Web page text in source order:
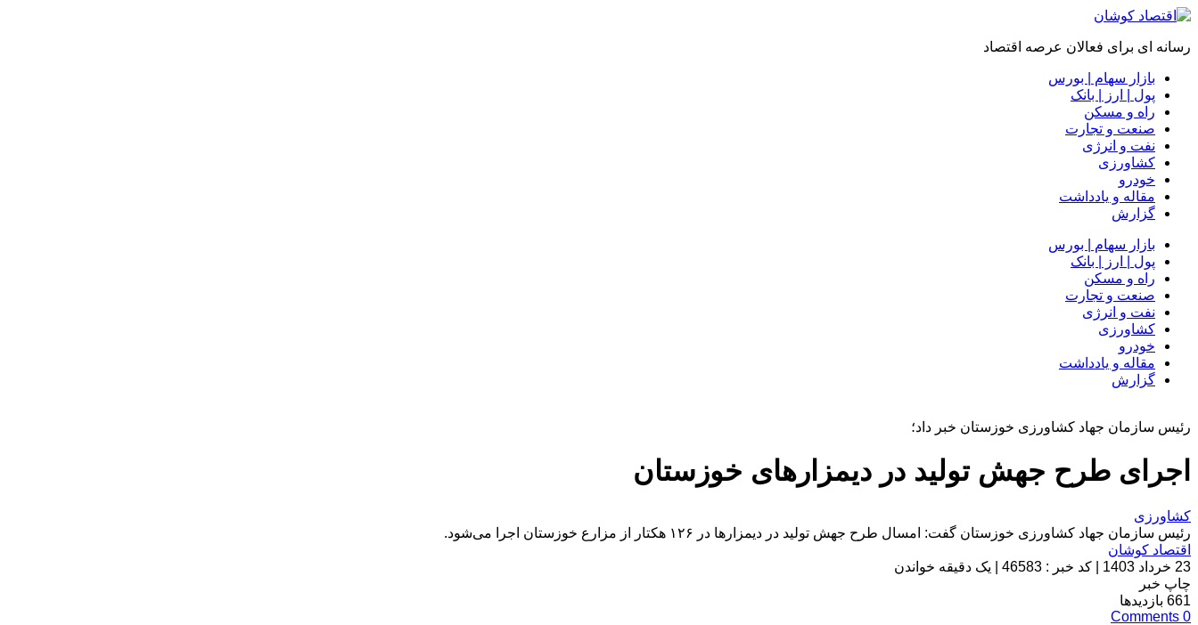
رسانه ای برای فعالان عرصه اقتصاد
بازار سهام | بورس
پول | ارز | بانک
راه و مسکن
صنعت و تجارت
نفت و انرژی
کشاورزی
خودرو
مقاله و یادداشت
گزارش
بازار سهام | بورس
پول | ارز | بانک
راه و مسکن
صنعت و تجارت
نفت و انرژی
کشاورزی
خودرو
مقاله و یادداشت
گزارش
رئیس سازمان جهاد کشاورزی خوزستان خبر داد؛
اجرای طرح جهش تولید در دیمزارهای خوزستان
کشاورزی
رئیس سازمان جهاد کشاورزی خوزستان گفت: امسال طرح جهش تولید در دیمزارها در ۱۲۶ هکتار از مزارع خوزستان اجرا می‌شود.
اقتصاد کوشان
23 خرداد 1403
کد خبر : 46583
یک دقیقه خواندن
چاپ خبر
661 بازدیدها
0
Comments